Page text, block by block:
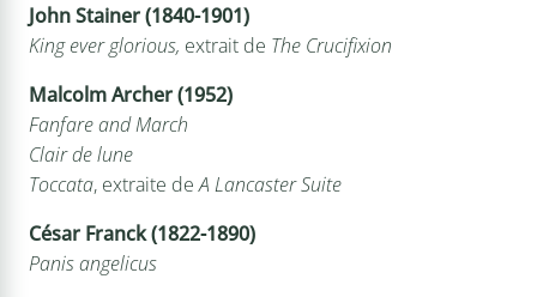
John Stainer (1840-1901)
King ever glorious, extrait de The Crucifixion
Malcolm Archer (1952)
Fanfare and March
Clair de lune
Toccata, extraite deA Lancaster Suite
César Franck (1822-1890)
Panis angelicus